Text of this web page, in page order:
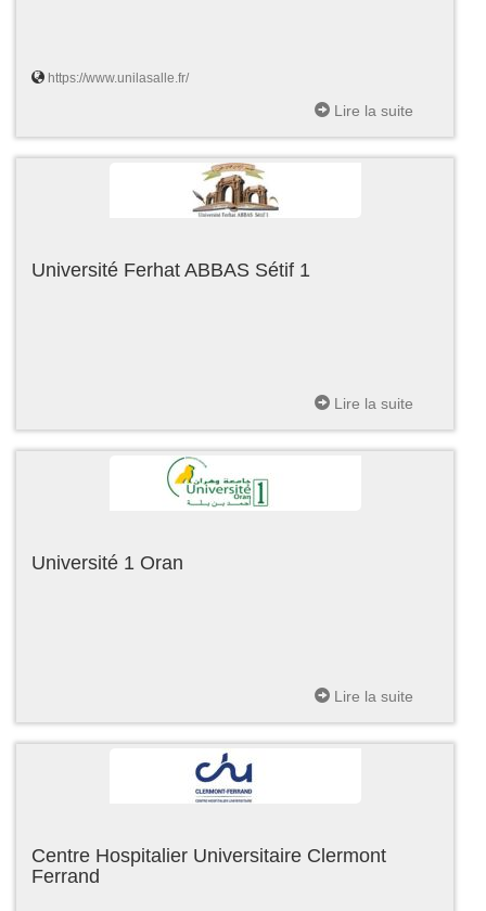
https://www.unilasalle.fr/
Lire la suite
Université Ferhat ABBAS Sétif 1
Lire la suite
Université 1 Oran
Lire la suite
Centre Hospitalier Universitaire Clermont
Ferrand